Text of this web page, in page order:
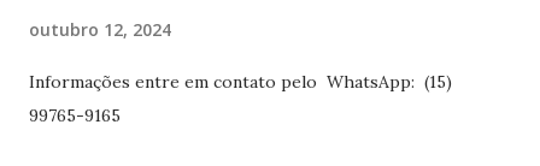
mensagens diárias traz uma meditação para cada dia do
ano. Passagens bíblicas, ilustrações, histórias
outubro 12, 2024
Informações entre em contato pelo WhatsApp: (15)
99765-9165